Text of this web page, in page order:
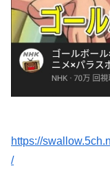
https://
/